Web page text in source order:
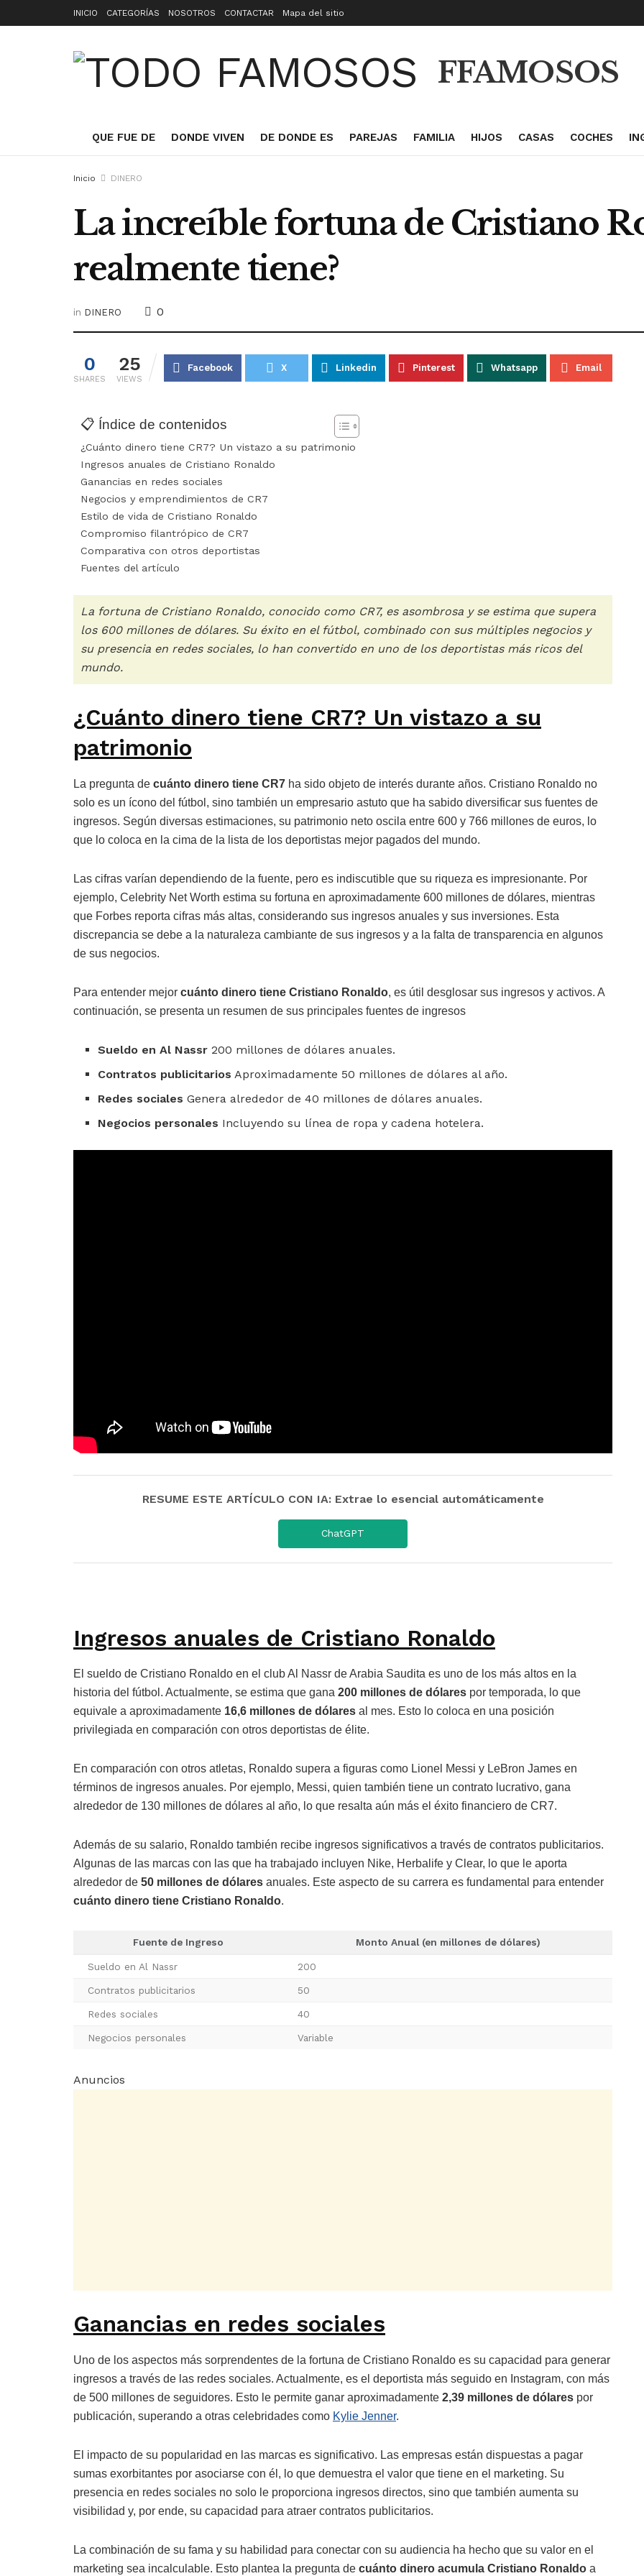
INICIO CATEGORÍAS NOSOTROS CONTACTAR Mapa del sitio
FFAMOSOS
QUE FUE DE DONDE VIVEN DE DONDE ES PAREJAS FAMILIA HIJOS CASAS COCHES
Inicio DINERO
La increíble fortuna de Cristiano
realmente tiene?
in DINERO 0
0
SHARES
25
VIEWS
Facebook X Linkedin Pinterest Whatsapp Email
📋 Índice de contenidos
¿Cuánto dinero tiene CR7? Un vistazo a su patrimonio
Ingresos anuales de Cristiano Ronaldo
Ganancias en redes sociales
Negocios y emprendimientos de CR7
Estilo de vida de Cristiano Ronaldo
Compromiso filantrópico de CR7
Comparativa con otros deportistas
Fuentes del artículo
La fortuna de Cristiano Ronaldo, conocido como CR7, es asombrosa y se estima que supera
los 600 millones de dólares. Su éxito en el fútbol, combinado con sus múltiples negocios y
su presencia en redes sociales, lo han convertido en uno de los deportistas más ricos del
mundo.
¿Cuánto dinero tiene CR7? Un vistazo a su
patrimonio
La pregunta de cuánto dinero tiene CR7 ha sido objeto de interés durante años. Cristiano Ronaldo no
solo es un ícono del fútbol, sino también un empresario astuto que ha sabido diversificar sus fuentes de
ingresos. Según diversas estimaciones, su patrimonio neto oscila entre 600 y 766 millones de euros, lo
que lo coloca en la cima de la lista de los deportistas mejor pagados del mundo.
Las cifras varían dependiendo de la fuente, pero es indiscutible que su riqueza es impresionante. Por
ejemplo, Celebrity Net Worth estima su fortuna en aproximadamente 600 millones de dólares, mientras
que Forbes reporta cifras más altas, considerando sus ingresos anuales y sus inversiones. Esta
discrepancia se debe a la naturaleza cambiante de sus ingresos y a la falta de transparencia en algunos
de sus negocios.
Para entender mejor cuánto dinero tiene Cristiano Ronaldo, es útil desglosar sus ingresos y activos. A
continuación, se presenta un resumen de sus principales fuentes de ingresos
Sueldo en Al Nassr 200 millones de dólares anuales.
Contratos publicitarios Aproximadamente 50 millones de dólares al año.
Redes sociales Genera alrededor de 40 millones de dólares anuales.
Negocios personales Incluyendo su línea de ropa y cadena hotelera.
RESUME ESTE ARTÍCULO CON IA: Extrae lo esencial automáticamente
ChatGPT
Ingresos anuales de Cristiano Ronaldo
El sueldo de Cristiano Ronaldo en el club Al Nassr de Arabia Saudita es uno de los más altos en la
historia del fútbol. Actualmente, se estima que gana 200 millones de dólares por temporada, lo que
equivale a aproximadamente 16,6 millones de dólares al mes. Esto lo coloca en una posición
privilegiada en comparación con otros deportistas de élite.
En comparación con otros atletas, Ronaldo supera a figuras como Lionel Messi y LeBron James en
términos de ingresos anuales. Por ejemplo, Messi, quien también tiene un contrato lucrativo, gana
alrededor de 130 millones de dólares al año, lo que resalta aún más el éxito financiero de CR7.
Además de su salario, Ronaldo también recibe ingresos significativos a través de contratos publicitarios.
Algunas de las marcas con las que ha trabajado incluyen Nike, Herbalife y Clear, lo que le aporta
alrededor de 50 millones de dólares anuales. Este aspecto de su carrera es fundamental para entender
cuánto dinero tiene Cristiano Ronaldo.
Fuente de Ingreso Monto Anual (en millones de dólares)
Sueldo en Al Nassr 200
Contratos publicitarios 50
Redes sociales 40
Negocios personales Variable
Anuncios
Ganancias en redes sociales
Uno de los aspectos más sorprendentes de la fortuna de Cristiano Ronaldo es su capacidad para generar
ingresos a través de las redes sociales. Actualmente, es el deportista más seguido en Instagram, con más
de 500 millones de seguidores. Esto le permite ganar aproximadamente 2,39 millones de dólares por
publicación, superando a otras celebridades como Kylie Jenner.
El impacto de su popularidad en las marcas es significativo. Las empresas están dispuestas a pagar
sumas exorbitantes por asociarse con él, lo que demuestra el valor que tiene en el marketing. Su
presencia en redes sociales no solo le proporciona ingresos directos, sino que también aumenta su
visibilidad y, por ende, su capacidad para atraer contratos publicitarios.
La combinación de su fama y su habilidad para conectar con su audiencia ha hecho que su valor en el
marketing sea incalculable. Esto plantea la pregunta de cuánto dinero acumula Cristiano Ronaldo a